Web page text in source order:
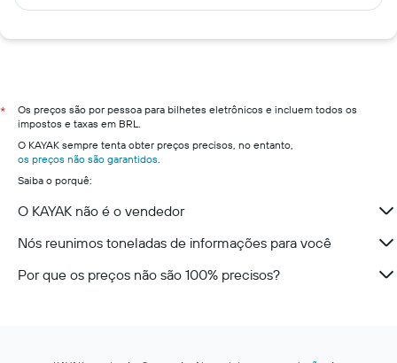
*
Os preços são por pessoa para bilhetes eletrônicos e incluem todos os
impostos e taxas em BRL.
O KAYAK sempre tenta obter preços precisos, no entanto,
os preços não são garantidos.
Saiba o porquê:
O KAYAK não é o vendedor
Nós reunimos toneladas de informações para você
Por que os preços não são 100% precisos?